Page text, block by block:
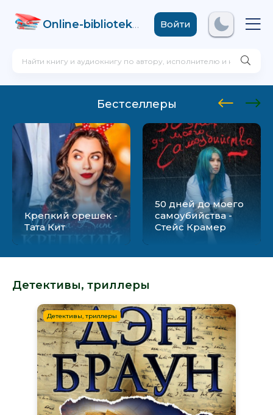
Online-biblioteka .comВойти
Бестселлеры
Крепкий орешек -
Тата Кит
50 дней до моего
самоубийства -
Стейс Крамер
Детективы, триллеры
Детективы, триллеры